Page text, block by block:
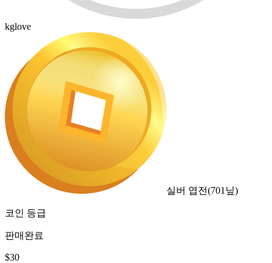
kglove
실버 엽전(701 닢)
코인 등급
판매완료
$30